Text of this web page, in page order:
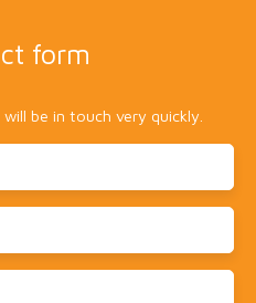
form
be in touch very quickly.